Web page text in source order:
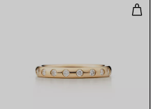
Diamond Hoop